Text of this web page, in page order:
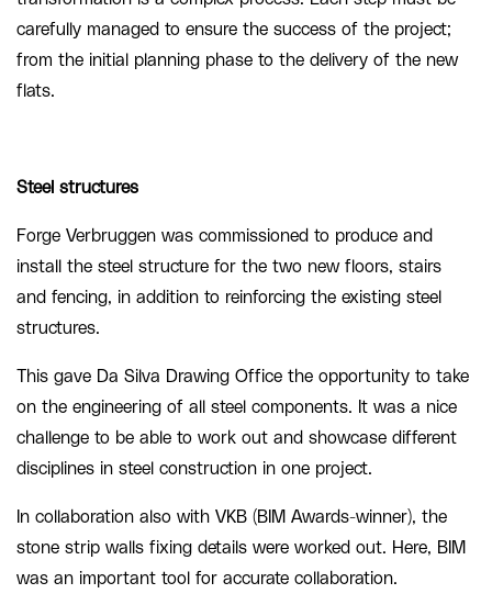
carefully managed to ensure the success of the project;
from the initial planning phase to the delivery of the new
flats.
Steel structures
Forge Verbruggen was commissioned to produce and
install the steel structure for the two new floors, stairs
and fencing, in addition to reinforcing the existing steel
structures.
This gave Da Silva Drawing Office the opportunity to take
on the engineering of all steel components. It was a nice
challenge to be able to work out and showcase different
disciplines in steel construction in one project.
In collaboration also with VKB (BIM Awards-winner), the
stone strip walls fixing details were worked out. Here, BIM
was an important tool for accurate collaboration.